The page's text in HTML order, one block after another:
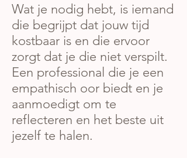
Wat je nodig hebt, is iemand
die begrijpt dat jouw tijd
kostbaar is en die ervoor
zorgt dat je die niet verspilt.
Een professional die je een
empathisch oor biedt en je
aanmoedigt om te
reflecteren en het beste uit
jezelf te halen.